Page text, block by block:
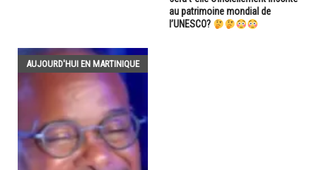
au patrimoine mondial de
l’UNESCO?
AUJOURD'HUI EN MARTINIQUE